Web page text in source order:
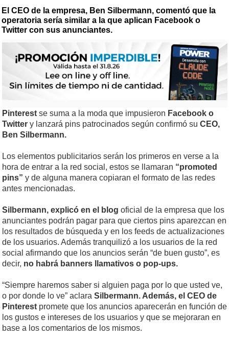
El CEO de la empresa, Ben Silbermann, comentó que la
operatoria sería similar a la que aplican Facebook o
Twitter con sus anunciantes.
Pinterest se suma a la moda que impusieron Facebook o
Twitter y lanzará pins patrocinados según confirmó su CEO,
Ben Silbermann.
Los elementos publicitarios serán los primeros en verse a la
hora de entrar a la red social, estos se llamaran “promoted
pins” y de alguna manera copiaran el formato de las redes
antes mencionadas.
Silbermann, explicó en el blog oficial de la empresa que los
anunciantes podrán pagar para que ciertos pins aparezcan en
los resultados de búsqueda y en los feeds de actualizaciones
de los usuarios. Además tranquilizó a los usuarios de la red
social afirmando que los anuncios serán “de buen gusto”, es
decir, no habrá banners llamativos o pop-ups.
“Siempre haremos saber si alguien paga por lo que usted ve,
o por donde lo ve” aclara Silbermann. Además, el CEO de
Pinterest promete que los anuncios aparecerán en función de
los gustos e intereses de los usuarios y que se mejoraran en
base a los comentarios de los mismos.